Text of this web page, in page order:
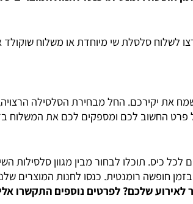
רומנטית. כנסו לחנות המוצרים שלנו
סלסלת שי מיוחדת או משלוח שוקולד
החל מבחירת הסלסילה הרצויה,
לכם ומספקים לכם את המשלוח בזמן
תוכלו לבחור מבין מגוון סלסילות השי
רומנטית. כנסו לחנות המוצרים שלנו